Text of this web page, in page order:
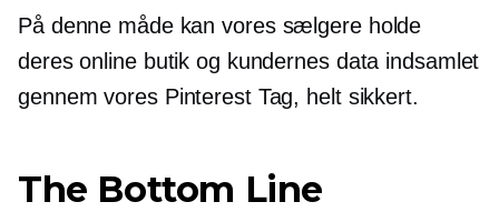
På denne måde kan vores sælgere holde
deres online butik og kundernes data indsamlet
gennem vores Pinterest Tag, helt sikkert.
The Bottom Line